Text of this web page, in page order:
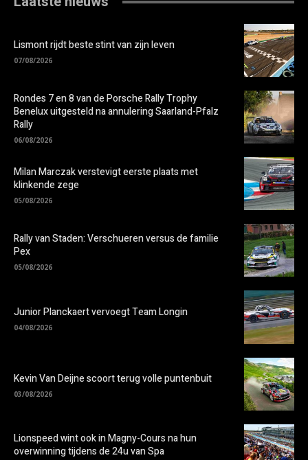
Lismont rijdt beste stint van zijn leven
07/08/2026
Rondes 7 en 8 van de Porsche Rally Trophy
Benelux uitgesteld na annulering Saarland-Pfalz
Rally
06/08/2026
Milan Marczak verstevigt eerste plaats met
klinkende zege
05/08/2026
Rally van Staden: Verschueren versus de familie
Pex
05/08/2026
Junior Planckaert vervoegt Team Longin
04/08/2026
Kevin Van Deijne scoort terug volle puntenbuit
03/08/2026
Lionspeed wint ook in Magny-Cours na hun
overwinning tijdens de 24u van Spa